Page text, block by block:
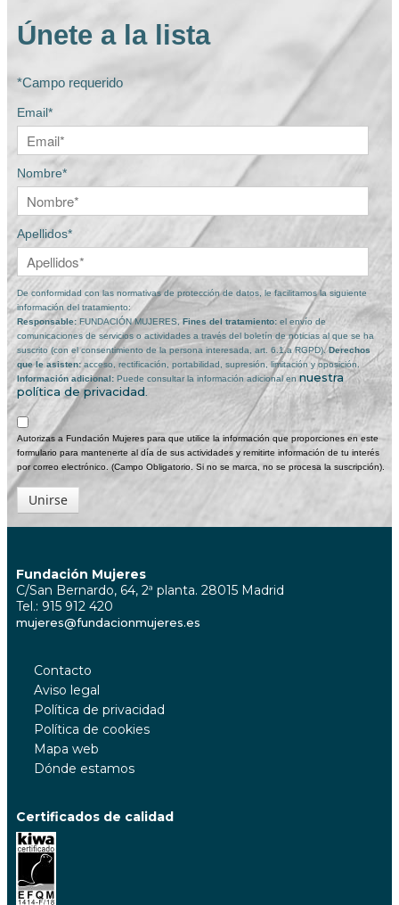
Únete a la lista
*Campo requerido
Email*
Nombre*
Apellidos*
De conformidad con las normativas de protección de datos, le facilitamos la siguiente
información del tratamiento:
Responsable: FUNDACIÓN MUJERES, Fines del tratamiento: el envío de
comunicaciones de servicios o actividades a través del boletín de noticias al que se ha
suscrito (con el consentimiento de la persona interesada, art. 6.1.a RGPD).Derechos
que le asisten:acceso, rectificación, portabilidad, supresión, limitación y oposición.
Información adicional: Puede consultar la información adicional en nuestra
política de privacidad
Autorizas a Fundación Mujeres para que utilice la información que proporciones en este
formulario para mantenerte al día de sus actividades y remitirte información de tu interés
por correo electrónico. (Campo Obligatorio. Si no se marca, no se procesa la suscripción).
Unirse
Fundación Mujeres
C/San Bernardo, 64, 2ª planta. 28015 Madrid
Tel.: 915 912 420
mujeres@fundacionmujeres.es
Contacto
Aviso legal
Política de privacidad
Política de cookies
Mapa web
Dónde estamos
Certificados de calidad